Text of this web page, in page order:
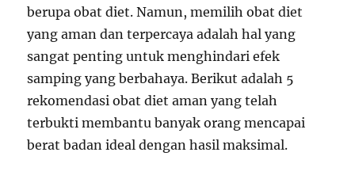
berupa obat diet. Namun, memilih obat diet
yang aman dan terpercaya adalah hal yang
sangat penting untuk menghindari efek
samping yang berbahaya. Berikut adalah 5
rekomendasi obat diet aman yang telah
terbukti membantu banyak orang mencapai
berat badan ideal dengan hasil maksimal.